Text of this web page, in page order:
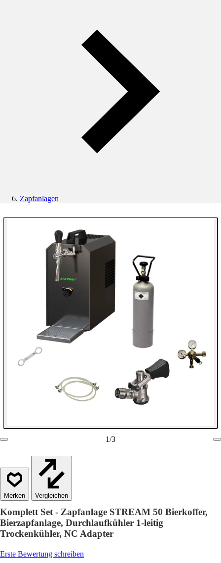
Zapfanlagen
1/3
Vergleichen
Komplett Set - Zapfanlage STREAM 50 Bierkoffer,
Bierzapfanlage, Durchlaufkühler 1-leitig
Trockenkühler, NC Adapter
Erste Bewertung schreiben